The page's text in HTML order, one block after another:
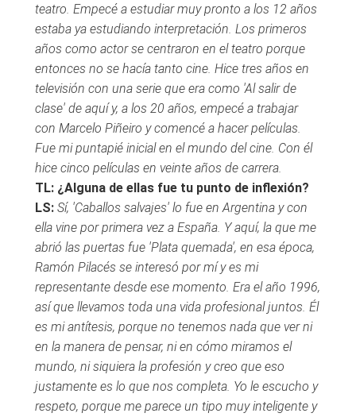
teatro. Empecé a estudiar muy pronto a los 12 años
estaba ya estudiando interpretación. Los primeros
años como actor se centraron en el teatro porque
entonces no se hacía tanto cine. Hice tres años en
televisión con una serie que era como 'Al salir de
clase' de aquí y, a los 20 años, empecé a trabajar
con Marcelo Piñeiro y comencé a hacer películas.
Fue mi puntapié inicial en el mundo del cine. Con él
hice cinco películas en veinte años de carrera.
TL: ¿Alguna de ellas fue tu punto de inflexión?
LS: Sí, 'Caballos salvajes' lo fue en Argentina y con
ella vine por primera vez a España. Y aquí, la que me
abrió las puertas fue 'Plata quemada', en esa época,
Ramón Pilacés se interesó por mí y es mi
representante desde ese momento. Era el año 1996,
así que llevamos toda una vida profesional juntos. Él
es mi antítesis, porque no tenemos nada que ver ni
en la manera de pensar, ni en cómo miramos el
mundo, ni siquiera la profesión y creo que eso
justamente es lo que nos completa. Yo le escucho y
respeto, porque me parece un tipo muy inteligente y